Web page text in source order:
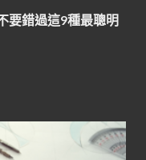
要錯過這9種最聰明